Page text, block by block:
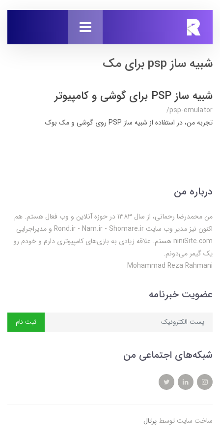
شبیه ساز psp برای مک
شبیه ساز PSP برای گوشی و کامپیوتر
/psp-emulator
تجربه من، در استفاده از شبیه ساز PSP روی گوشی و مک بوک
درباره من
من محمدرضا رحمانی، از سال ۱۳۸۳ در حوزه آنلاین و وب فعال‌ هستم. هم
اکنون نیز مدیر وب سایت Rond.ir - Nam.ir - Shomare.ir و مدیراجرایی
niniSite.com هستم. علاقه زیادی به بازی‌های کامپیوتری دارم و خودم رو
یک گیمر می‌دونم.
Mohammad Reza Rahmani
عضویت خبرنامه
ثبت نام
شبکه‌های اجتماعی من
ساخت سایت توسط پرتال